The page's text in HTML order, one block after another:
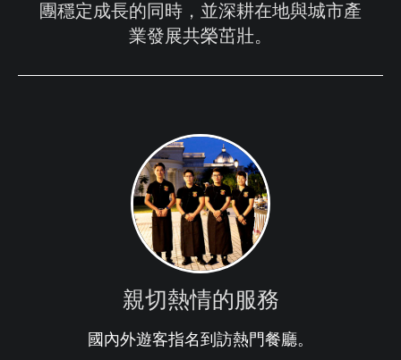
團穩定成長的同時，並深耕在地與城市產
業發展共榮茁壯。
親切熱情的服務
國內外遊客指名到訪熱門餐廳。